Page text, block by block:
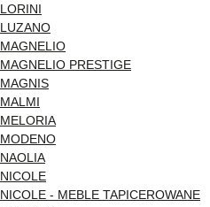
LORINI
LUZANO
MAGNELIO
MAGNELIO PRESTIGE
MAGNIS
MALMI
MELORIA
MODENO
NAOLIA
NICOLE
NICOLE - MEBLE TAPICEROWANE